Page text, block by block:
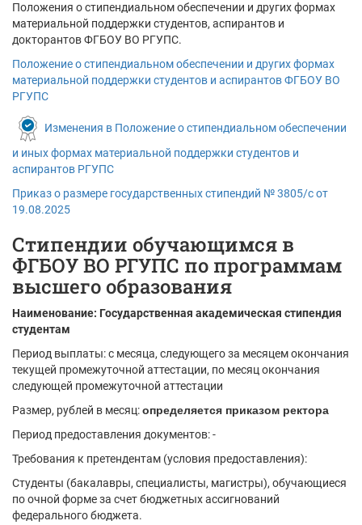
Положения о стипендиальном обеспечении и других формах
материальной поддержки студентов, аспирантов и
докторантов ФГБОУ ВО РГУПС.
Положение о стипендиальном обеспечении и других формах
материальной поддержки студентов и аспирантов ФГБОУ ВО
РГУПС
Изменения в Положение о стипендиальном обеспечении
и иных формах материальной поддержки студентов и
аспирантов РГУПС
Приказ о размере государственных стипендий № 3805/с от
19.08.2025
Стипендии обучающимся в
ФГБОУ ВО РГУПС по программам
высшего образования
Наименование: Государственная академическая стипендия
студентам
Период выплаты: с месяца, следующего за месяцем окончания
текущей промежуточной аттестации, по месяц окончания
следующей промежуточной аттестации
Размер, рублей в месяц:определяется приказом ректора
Период предоставления документов: -
Требования к претендентам (условия предоставления):
Студенты (бакалавры, специалисты, магистры), обучающиеся
по очной форме за счет бюджетных ассигнований
федерального бюджета.